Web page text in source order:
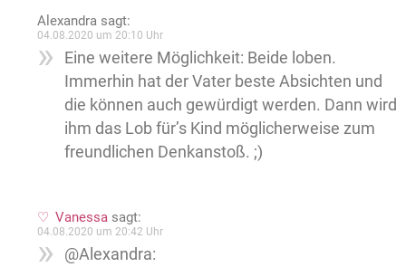
Alexandra sagt:
04.08.2020 um 20:10 Uhr
Eine weitere Möglichkeit: Beide loben.
Immerhin hat der Vater beste Absichten und
die können auch gewürdigt werden. Dann wird
ihm das Lob für’s Kind möglicherweise zum
freundlichen Denkanstoß. ;)
Vanessa sagt:
04.08.2020 um 20:42 Uhr
@Alexandra: